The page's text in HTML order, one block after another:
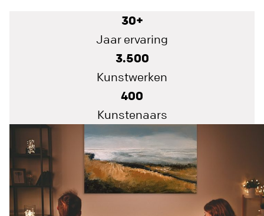
30+
Jaar ervaring
3.500
Kunstwerken
400
Kunstenaars